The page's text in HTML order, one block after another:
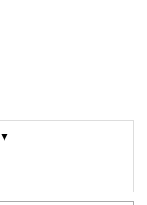
▼
に関する記事を、日々